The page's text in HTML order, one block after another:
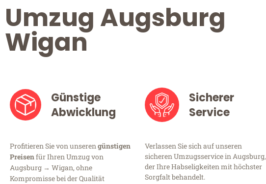
Umzug Augsburg
Wigan
Günstige
Abwicklung
Profitieren Sie von unserengünstigen
Preisenfür Ihren Umzug von
Augsburg → Wigan, ohne
Kompromisse bei der Qualität
Sicherer
Service
Verlassen Sie sich auf unseren
sicheren Umzugsservice in Augsburg,
der Ihre Habseligkeiten mit höchster
Sorgfalt behandelt.